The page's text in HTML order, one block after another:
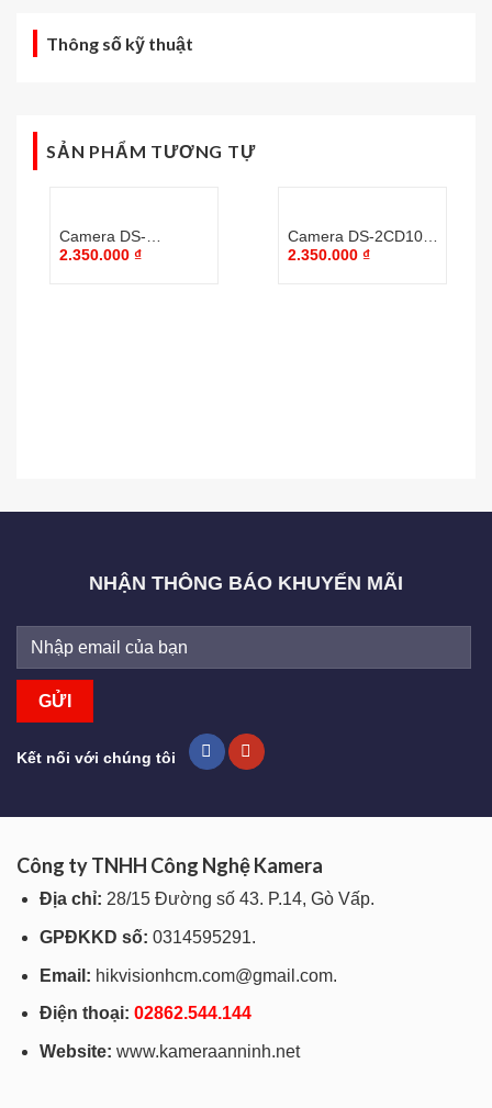
Thông số kỹ thuật
SẢN PHẨM TƯƠNG TỰ
Camera DS-
2CD1043G0-I
2.350.000 ₫
Camera DS-2CD1021-
I2.350.000 ₫
NHẬN THÔNG BÁO KHUYẾN MÃI
Kết nối với chúng tôi
Công ty TNHH Công Nghệ Kamera
Địa chỉ: 28/15 Đường số 43. P.14, Gò Vấp.
GPĐKKD số: 0314595291.
Email: hikvisionhcm.com@gmail.com.
Điện thoại: 02862.544.144
Website: www.kameraanninh.net